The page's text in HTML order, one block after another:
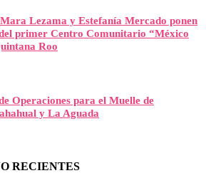
Lezama y Estefanía Mercado ponen
primer Centro Comunitario “México
Roo
Operaciones para el Muelle de
y La Aguada
RECIENTES